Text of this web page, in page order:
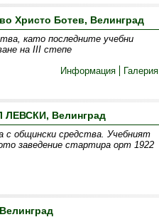
Христо Ботев, Велинград
като последните учебни
на III степе
Информация
Галерия
Велинград
с общински средства. Учебният
заведение стартира орт 1922